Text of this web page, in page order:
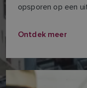
opsporen op een
Ontdek meer